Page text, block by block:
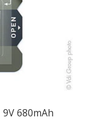
680mAh